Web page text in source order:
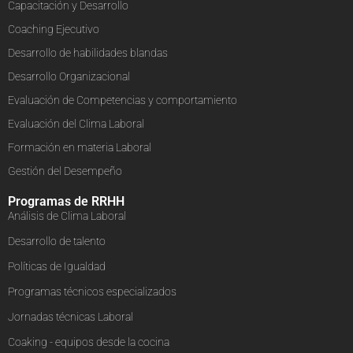
Capacitación y Desarrollo
Coaching Ejecutivo
Desarrollo de habilidades blandas
Desarrollo Organizacional
Evaluación de Competencias y comportamiento
Evaluación del Clima Laboral
Formación en materia Laboral
Gestión del Desempeño
Programas de RRHH
Análisis de Clima Laboral
Desarrollo de talento
Políticas de Igualdad
Programas técnicos especializados
Jornadas técnicas Laboral
Coaking - equipos desde la cocina